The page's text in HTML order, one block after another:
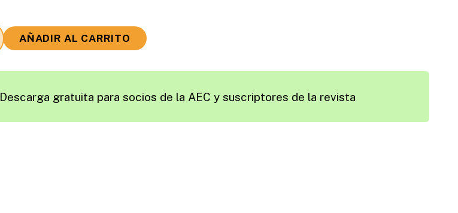
AÑADIR AL CARRITO
Descarga gratuita para socios de la AEC y suscriptores de la revista